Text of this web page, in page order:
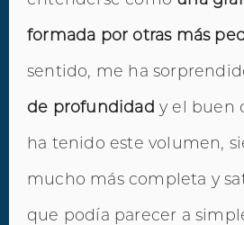
formada por otras más
sentido, me ha
de profundidad y el buen
ha tenido este volumen,
mucho más completa y
que podía parecer a